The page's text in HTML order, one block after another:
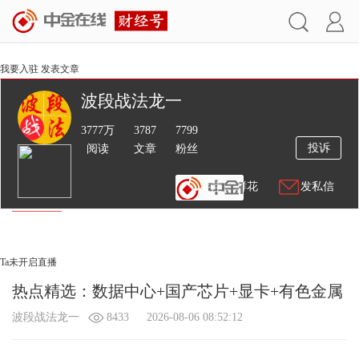
文章 直播
我要入驻 发表文章
波段战法龙一
投诉
3777万
阅读
送鲜花
3787
文章
发私信
7799
粉丝
Ta未开启直播
热点精选：数据中心+国产芯片+显卡+有色金属
波段战法龙一 8433 2026-08-06 08:52:12